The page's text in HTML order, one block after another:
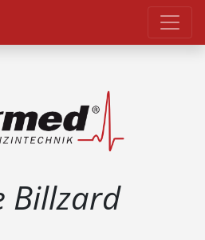
Billzard